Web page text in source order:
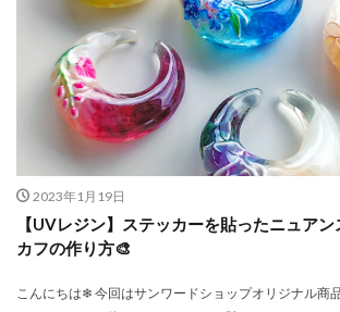
2023年1月19日
【UVレジン】ステッカーを貼ったニュア
カフの作り方🎨
こんにちは❄ 今回はサンワードショップオリジナル商